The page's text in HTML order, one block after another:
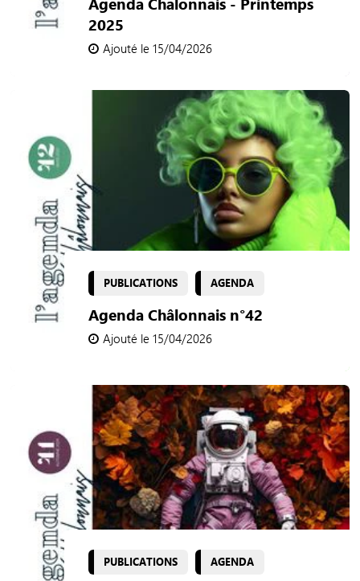
2025
Ajouté le 15/04/2026
PUBLICATIONS AGENDA
Agenda Châlonnais n°42
Ajouté le 15/04/2026
PUBLICATIONS AGENDA